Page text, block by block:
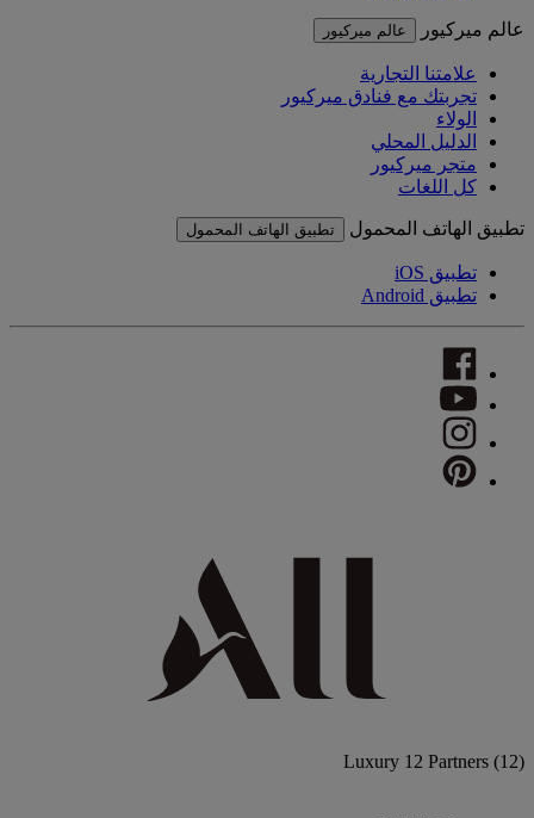
عالم ميركيور عالم ميركيور
علامتنا التجارية
تجربتك مع فنادق ميركيور
الولاء
الدليل المحلي
متجر ميركيور
كل اللغات
تطبيق الهاتف المحمول تطبيق الهاتف المحمول
تطبيق iOS
تطبيق Android
Luxury 12 Partners (12)